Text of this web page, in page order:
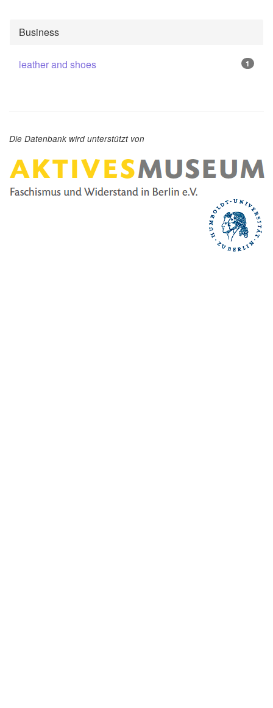
Business
leather and shoes 1
Die Datenbank wird unterstützt von